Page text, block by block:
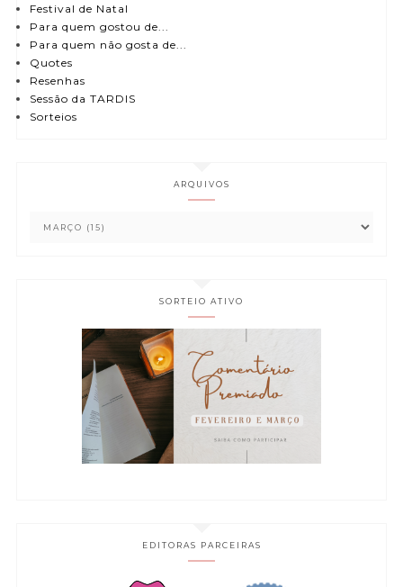
Festival de Natal
Para quem gostou de...
Para quem não gosta de...
Quotes
Resenhas
Sessão da TARDIS
Sorteios
ARQUIVOS
SORTEIO ATIVO
EDITORAS PARCEIRAS